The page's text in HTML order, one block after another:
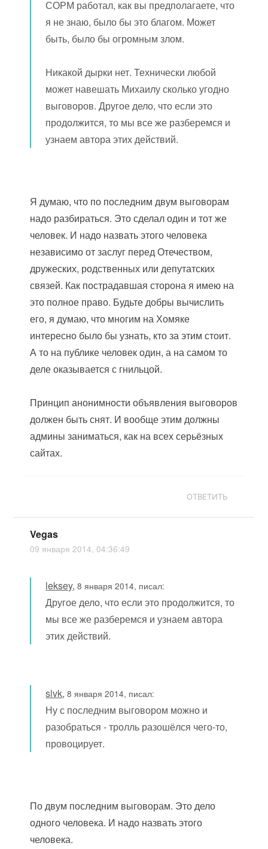
СОРМ работал, как вы предполагаете, что
я не знаю, было бы это благом. Может
быть, было бы огромным злом.
Никакой дырки нет. Технически любой
может навешать Михаилу сколько угодно
выговоров. Другое дело, что если это
продолжится, то мы все же разберемся и
узнаем автора этих действий.
Я думаю, что по последним двум выговорам
надо разбираться. Это сделал один и тот же
человек. И надо назвать этого человека
независимо от заслуг перед Отечеством,
дружеских, родственных или депутатских
связей. Как пострадавшая сторона я имею на
это полное право. Будьте добры вычислить
его, я думаю, что многим на Хомяке
интересно было бы узнать, кто за этим стоит.
А то на публике человек один, а на самом то
деле оказывается с гнильцой.
Принцип анонимности объявления выговоров
должен быть снят. И вообще этим должны
админы заниматься, как на всех серьёзных
сайтах.
ОТВЕТИТЬ
Vegas
09 января 2014, 04:36:49
leksey,8 января 2014, писал:
Другое дело, что если это продолжится, то
мы все же разберемся и узнаем автора
этих действий.
slvk,8 января 2014, писал:
Ну с последним выговором можно и
разобраться - тролль разошёлся чего-то,
провоцирует.
По двум последним выговорам. Это дело
одного человека. И надо назвать этого
человека.